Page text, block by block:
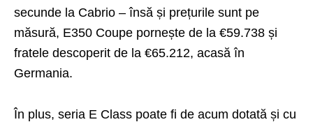
secunde la Cabrio – însă și prețurile sunt pe
măsură, E350 Coupe pornește de la €59.738 și
fratele descoperit de la €65.212, acasă în
Germania.
În plus, seria E Class poate fi de acum dotată și cu